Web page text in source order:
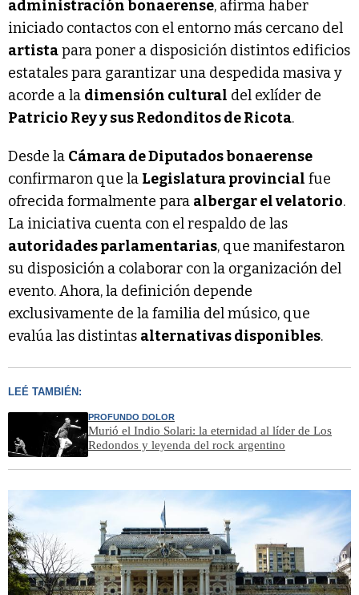
administración bonaerense, afirma haber
iniciado contactos con el entorno más cercano del
artistapara poner a disposición distintos edificios
estatales para garantizar una despedida masiva y
acorde a la dimensión cultural del exlíder de
Patricio Rey y sus Redonditos de Ricota.
Desde la Cámara de Diputados bonaerense
confirmaron que la Legislatura provincial fue
ofrecida formalmente para albergar el velatorio.
La iniciativa cuenta con el respaldo de las
autoridades parlamentarias, que manifestaron
su disposición a colaborar con la organización del
evento. Ahora, la definición depende
exclusivamente de la familia del músico, que
evalúa las distintas alternativas disponibles.
LEÉ TAMBIÉN:
PROFUNDO DOLOR
Murió el Indio Solari: la eternidad al líder de Los
Redondos y leyenda del rock argentino